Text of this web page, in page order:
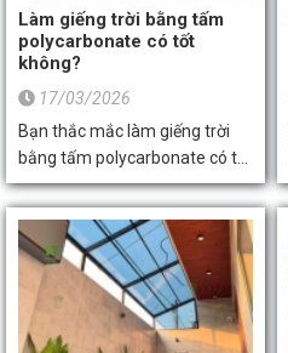
Làm giếng trời bằng tấm
polycarbonate có tốt
không?
17/03/2026
Bạn thắc mắc làm giếng trời
bằng tấm polycarbonate có tốt
không? Khám phá ưu điểm, so
sánh chi tiết các loại tấm Poly
và quy trình thi công giếng trời
lấy sáng chuẩn kỹ thuật từ
chuyên gia Toàn Thắng Sài